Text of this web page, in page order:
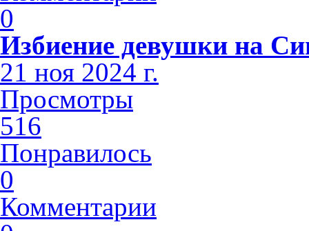
0
Избиение девушки на
21 ноя 2024 г.
Просмотры
516
Понравилось
0
Комментарии